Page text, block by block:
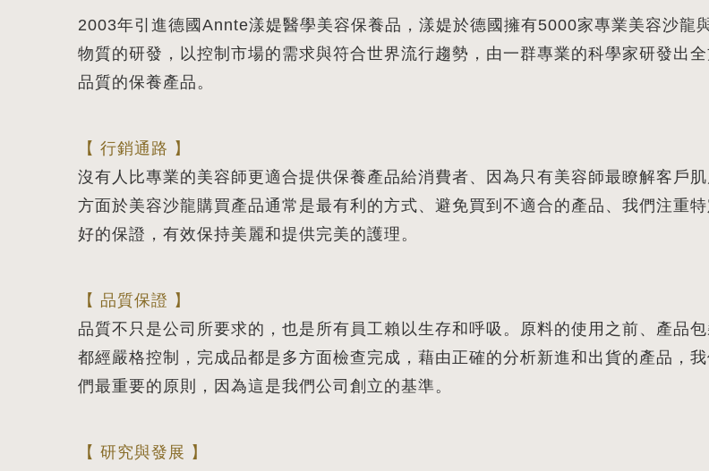
2003年引進德國Annte漾媞醫學美容保養品，漾媞於德國擁有5000家專業美容沙龍
物質的研發，以控制市場的需求與符合世界流行趨勢，由一群專業的科學家研發出
品質的保養產品。
【 行銷通路 】
沒有人比專業的美容師更適合提供保養產品給消費者、因為只有美容師最瞭解客戶
方面於美容沙龍購買產品通常是最有利的方式、避免買到不適合的產品、我們注重
好的保證，有效保持美麗和提供完美的護理。
【 品質保證 】
品質不只是公司所要求的，也是所有員工賴以生存和呼吸。原料的使用之前、產品
都經嚴格控制，完成品都是多方面檢查完成，藉由正確的分析新進和出貨的產品，
們最重要的原則，因為這是我們公司創立的基準。
【 研究與發展 】